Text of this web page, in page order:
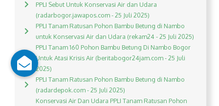
PPLI Sebut Untuk Konservasi Air dan Udara
(radarbogor.jawapos.com - 25 Juli 2025)
PPLI Tanam Ratusan Pohon Bambu Betung di Nambo
untuk Konservasi Air dan Udara (rekam24 - 25 Juli 2025)
PPLI Tanam 160 Pohon Bambu Betung Di Nambo Bogor
Untuk Atasi Krisis Air (beritabogor24jam.com - 25 Juli
2025)
PPLI Tanam Ratusan Pohon Bambu Betung di Nambo
(radardepok.com - 25 Juli 2025)
Konservasi Air Dan Udara PPLI Tanam Ratusan Pohon